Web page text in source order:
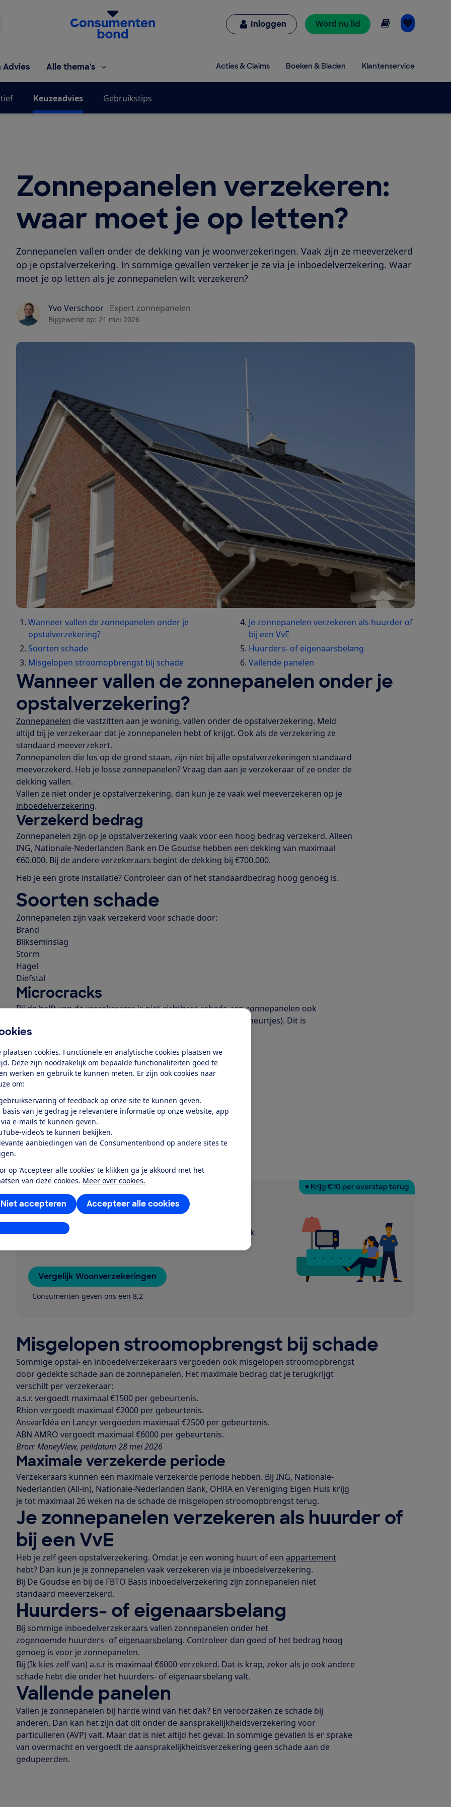
plaatsen cookies. Functionele en analytische cookies plaatsen we
Deze zijn noodzakelijk om bepaalde functionaliteiten goed te
werken en gebruik te kunnen meten. Er zijn ook cookies naar
om:
of feedback op onze site te kunnen geven.
basis van je gedrag je relevantere informatie op onze website, app
e-mails te kunnen geven.
video’s te kunnen bekijken.
aanbiedingen van de Consumentenbond op andere sites te
op ‘Accepteer alle cookies’ te klikken ga je akkoord met het
van deze cookies. Meer over cookies.
Accepteer alle cookies
Niet accepteren
aanpassen
Homepage van de Consumentenbond
Inloggen Word nu lid Online lezen
Advies Alle thema's Acties & Claims Boeken & Bladen Klantenservice
Keuzeadvies Gebruikstips
Zonnepanelen verzekeren:
waar moet je op letten?
Zonnepanelen vallen onder de dekking van je woonverzekeringen. Vaak zijn ze meeverzekerd
op je opstalverzekering. In sommige gevallen verzeker je ze via je inboedelverzekering. Waar
moet je op letten als je zonnepanelen wilt verzekeren?
Yvo Verschoor Expert zonnepanelen
Bijgewerkt op: 21 mei 2026
Wanneer vallen de zonnepanelen onder je
opstalverzekering?
Soorten schade
Misgelopen stroomopbrengst bij schade
Je zonnepanelen verzekeren als huurder of
bij een VvE
Huurders- of eigenaarsbelang
Vallende panelen
Wanneer vallen de zonnepanelen onder je
opstalverzekering?
Zonnepanelen die vastzitten aan je woning, vallen onder de opstalverzekering. Meld
altijd bij je verzekeraar dat je zonnepanelen hebt of krijgt. Ook als de verzekering ze
standaard meeverzekert.
Zonnepanelen die los op de grond staan, zijn niet bij alle opstalverzekeringen standaard
meeverzekerd. Heb je losse zonnepanelen? Vraag dan aan je verzekeraar of ze onder de
dekking vallen.
Vallen ze niet onder je opstalverzekering, dan kun je ze vaak wel meeverzekeren op je
inboedelverzekering.
Verzekerd bedrag
Zonnepanelen zijn op je opstalverzekering vaak voor een hoog bedrag verzekerd. Alleen
ING, Nationale-Nederlanden Bank en De Goudse hebben een dekking van maximaal
€60.000. Bij de andere verzekeraars begint de dekking bij €700.000.
Heb je een grote installatie? Controleer dan of het standaardbedrag hoog genoeg is.
Soorten schade
Zonnepanelen zijn vaak verzekerd voor schade door:
Brand
Blikseminslag
Storm
Hagel
Diefstal
Microcracks
Bij de helft van de verzekeraars is niet-zichtbare schade aan zonnepanelen ook
meeverzekerd. Dit gaat bijvoorbeeld om microcracks (haarscheurtjes). Dit is
meeverzekerd bij:
ANWB
De Goudse
De Internationale
Lancyr
OHRA
Rhion
Unigarant
Vereniging Eigen Huis
♥ Krijg €10 per overstap terug
Goedkopere polis?
Vergelijk woonverzekeringen. 100% onafhankelijk en eerlijk
Vergelijk Woonverzekeringen
Consumenten geven ons een 8,2
Misgelopen stroomopbrengst bij schade
Sommige opstal- en inboedelverzekeraars vergoeden ook misgelopen stroomopbrengst
door gedekte schade aan de zonnepanelen. Het maximale bedrag dat je terugkrijgt
verschilt per verzekeraar:
a.s.r. vergoedt maximaal €1500 per gebeurtenis.
Rhion vergoedt maximaal €2000 per gebeurtenis.
AnsvarIdéa en Lancyr vergoeden maximaal €2500 per gebeurtenis.
ABN AMRO vergoedt maximaal €6000 per gebeurtenis.
Bron: MoneyView, peildatum 28 mei 2026
Maximale verzekerde periode
Verzekeraars kunnen een maximale verzekerde periode hebben. Bij ING, Nationale-
Nederlanden (All-in), Nationale-Nederlanden Bank, OHRA en Vereniging Eigen Huis krijg
je tot maximaal 26 weken na de schade de misgelopen stroomopbrengst terug.
Je zonnepanelen verzekeren als huurder of
bij een VvE
Heb je zelf geen opstalverzekering. Omdat je een woning huurt of een appartement
hebt? Dan kun je je zonnepanelen vaak verzekeren via je inboedelverzekering.
Bij De Goudse en bij de FBTO Basis inboedelverzekering zijn zonnepanelen niet
standaard meeverzekerd.
Huurders- of eigenaarsbelang
Bij sommige inboedelverzekeraars vallen zonnepanelen onder het
zogenoemde huurders- of eigenaarsbelang. Controleer dan goed of het bedrag hoog
genoeg is voor je zonnepanelen.
Bij (Ik kies zelf van) a.s.r is maximaal €6000 verzekerd. Dat is krap, zeker als je ook andere
schade hebt die onder het huurders- of eigenaarsbelang valt.
Vallende panelen
Vallen je zonnepanelen bij harde wind van het dak? En veroorzaken ze schade bij
anderen. Dan kan het zijn dat dit onder de aansprakelijkheidsverzekering voor
particulieren (AVP) valt. Maar dat is niet altijd het geval. In sommige gevallen is er sprake
van overmacht en vergoedt de aansprakelijkheidsverzekering geen schade aan de
gedupeerden.